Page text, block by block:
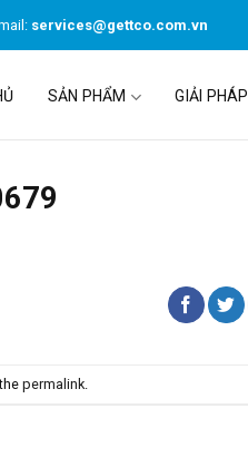
services@gettco.com.vn
SẢN PHẨM GIẢI PHÁP
permalink